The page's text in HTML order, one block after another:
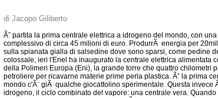
di Jacopo Giliberto
Ãˆ partita la prima centrale elettrica a idrogeno del mondo, con
complessivo di circa 45 milioni di euro. ProdurrÃ energia per
sulla spianata gialla di salsedine dove sono sparsi, come pedine
colossale, ieri l'Enel ha inaugurato la centrale elettrica alimentata
della Polimeri Europa (Eni), la grande torre che quattro chilometri
petroliere per ricavarne materie prime perla plastica. Ãˆ la prima
mondo c'Ã¨ giÃ qualche giocattolino sperimentale. Questa invece
idrogeno, il ciclo combinato del vapore: una centrale vera.